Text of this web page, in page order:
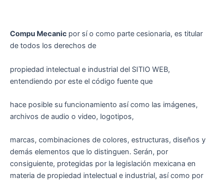
Compu Mecanic por sí o como parte cesionaria, es titular
de todos los derechos de
propiedad intelectual e industrial del SITIO WEB,
entendiendo por este el código fuente que
hace posible su funcionamiento así como las imágenes,
archivos de audio o video, logotipos,
marcas, combinaciones de colores, estructuras, diseños y
demás elementos que lo distinguen. Serán, por
consiguiente, protegidas por la legislación mexicana en
materia de propiedad intelectual e industrial, así como por